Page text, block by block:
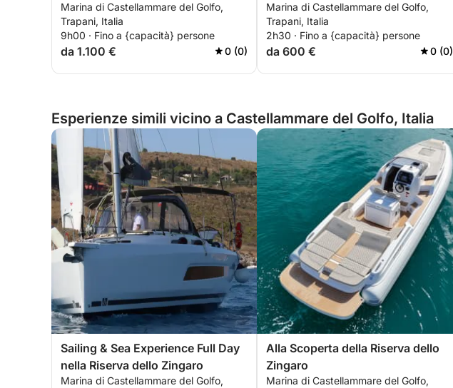
Marina di Castellammare del Golfo,
Trapani, Italia
9h00 · Fino a {capacità} persone
da 1.100 € 0 (0)
Marina di Castellammare del Golfo,
Trapani, Italia
2h30 · Fino a {capacità} persone
da 600 € 0 (0)
Esperienze simili vicino a Castellammare del Golfo, Italia
Sailing & Sea Experience Full Day
nella Riserva dello Zingaro
Marina di Castellammare del Golfo,
Alla Scoperta della Riserva dello
Zingaro
Marina di Castellammare del Golfo,